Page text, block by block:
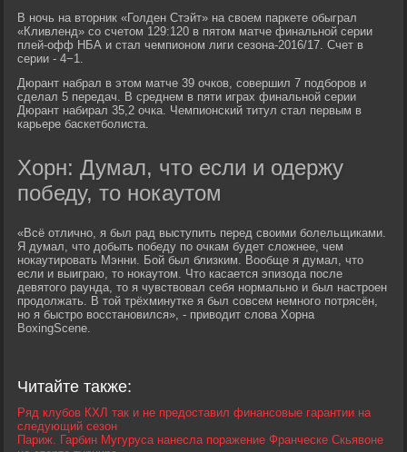
В ночь на вторник «Голден Стэйт» на своем паркете обыграл
«Кливленд» со счетом 129:120 в пятом матче финальной серии
плей-офф НБА и стал чемпионом лиги сезона-2016/17. Счет в
серии - 4−1.
Дюрант набрал в этом матче 39 очков, совершил 7 подборов и
сделал 5 передач. В среднем в пяти играх финальной серии
Дюрант набирал 35,2 очка. Чемпионский титул стал первым в
карьере баскетболиста.
Хорн: Думал, что если и одержу
победу, то нокаутом
«Всё отлично, я был рад выступить перед своими болельщиками.
Я думал, что добыть победу по очкам будет сложнее, чем
нокаутировать Мэнни. Бой был близким. Вообще я думал, что
если и выиграю, то нокаутом. Что касается эпизода после
девятого раунда, то я чувствовал себя нормально и был настроен
продолжать. В той трёхминутке я был совсем немного потрясён,
но я быстро восстановился», - приводит слова Хорна
BoxingScene.
Читайте также:
Ряд клубов КХЛ так и не предоставил финансовые гарантии на
следующий сезон
Париж. Гарбин Мугуруса нанесла поражение Франческе Скьявоне